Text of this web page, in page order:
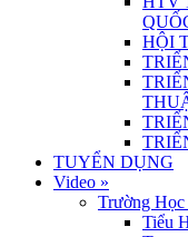
HỘI
TUYỂN DỤNG
Video »
Trường Học
Tiểu